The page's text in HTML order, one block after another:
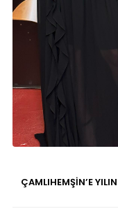
ÇAMLIHEMŞİN’E